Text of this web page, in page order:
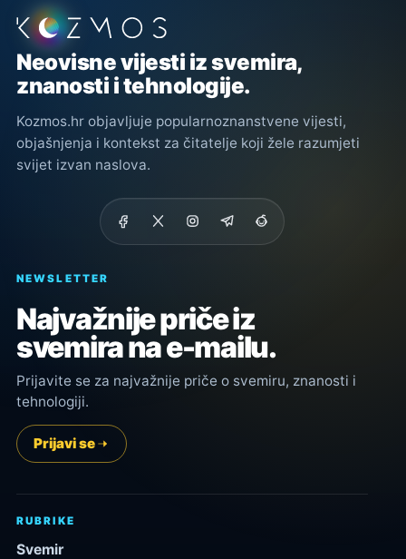
Podnožje stranice
Neovisne vijesti iz svemira,
znanosti i tehnologije.
Kozmos.hr objavljuje popularnoznanstvene vijesti,
objašnjenja i kontekst za čitatelje koji žele razumjeti
svijet izvan naslova.
NEWSLETTER
Najvažnije priče iz
svemira na e-mailu.
Prijavite se za najvažnije priče o svemiru, znanosti i
tehnologiji.
Prijavi se
RUBRIKE
Svemir